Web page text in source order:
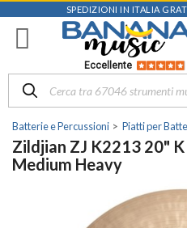
SPEDIZIONI IN ITALIA
Eccellente
Batterie e Percussioni Piatti per
Zildjian ZJ K2213 20"
Medium Heavy